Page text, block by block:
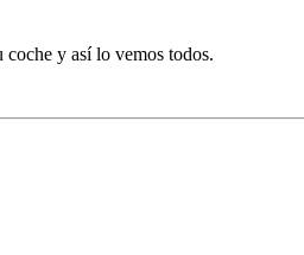
coche y así lo vemos todos.